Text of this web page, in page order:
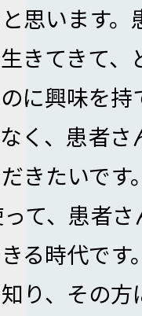
思います
きてきて、
に興味を
く、患者
きたいです
て、患者
る時代です
り、その